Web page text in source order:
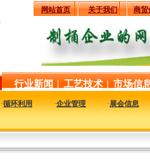
网站首页 关于我们 商贸
行业新闻 | 工艺技术 | 市场信
·循环利用 ·企业管理 ·展会信息